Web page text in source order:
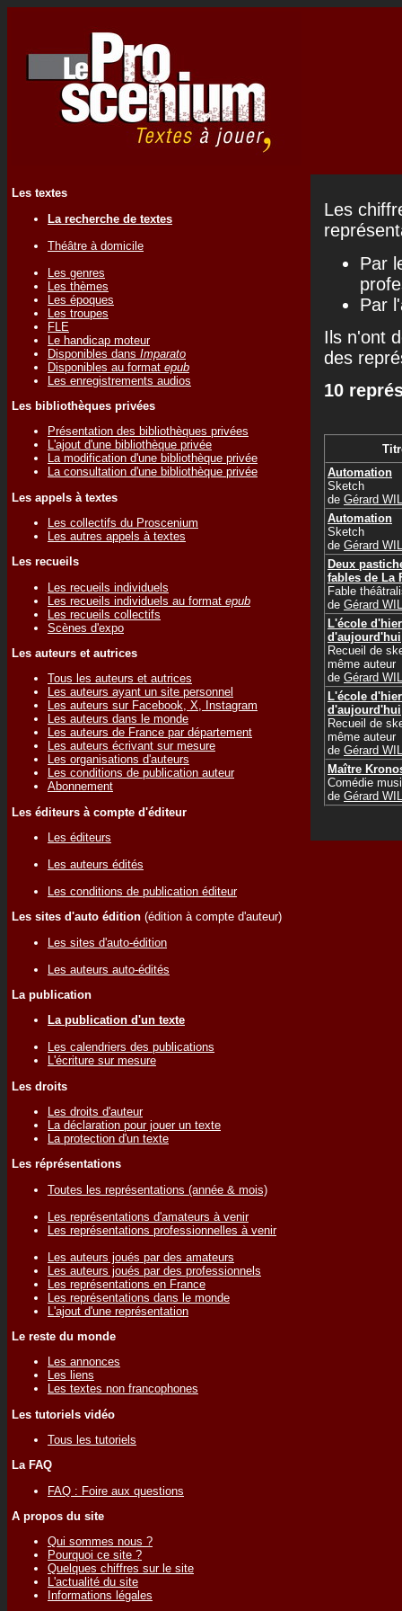
Les textes
La recherche de textes
Théâtre à domicile
Les genres
Les thèmes
Les époques
Les troupes
FLE
Le handicap moteur
Disponibles dans Imparato
Disponibles au format epub
Les enregistrements audios
Les bibliothèques privées
Présentation des bibliothèques privées
L'ajout d'une bibliothèque privée
La modification d'une bibliothèque privée
La consultation d'une bibliothèque privée
Les appels à textes
Les collectifs du Proscenium
Les autres appels à textes
Les recueils
Les recueils individuels
Les recueils individuels au format epub
Les recueils collectifs
Scènes d'expo
Les auteurs et autrices
Tous les auteurs et autrices
Les auteurs ayant un site personnel
Les auteurs sur Facebook, X, Instagram
Les auteurs dans le monde
Les auteurs de France par département
Les auteurs écrivant sur mesure
Les organisations d'auteurs
Les conditions de publication auteur
Abonnement
Les éditeurs à compte d'éditeur
Les éditeurs
Les auteurs édités
Les conditions de publication éditeur
Les sites d'auto édition (édition à compte d'auteur)
Les sites d'auto-édition
Les auteurs auto-édités
La publication
La publication d'un texte
Les calendriers des publications
L'écriture sur mesure
Les droits
Les droits d'auteur
La déclaration pour jouer un texte
La protection d'un texte
Les réprésentations
Toutes les représentations (année & mois)
Les représentations d'amateurs à venir
Les représentations professionnelles à venir
Les auteurs joués par des amateurs
Les auteurs joués par des professionnels
Les représentations en France
Les représentations dans le monde
L'ajout d'une représentation
Le reste du monde
Les annonces
Les liens
Les textes non francophones
Les tutoriels vidéo
Tous les tutoriels
La FAQ
FAQ : Foire aux questions
A propos du site
Qui sommes nous ?
Pourquoi ce site ?
Quelques chiffres sur le site
L'actualité du site
Informations légales
Les
Par
Par
Ils n'ont
des
10
Automation
Sketch
de Gérard
Automation
Sketch
de Gérard
Deux
fables de La
Fable
de Gérard
L'école
d'aujourd'hui
Recueil de
même auteur
de Gérard
L'école
d'aujourd'hui
Recueil de
même auteur
de Gérard
Maître
Comédie
de Gérard